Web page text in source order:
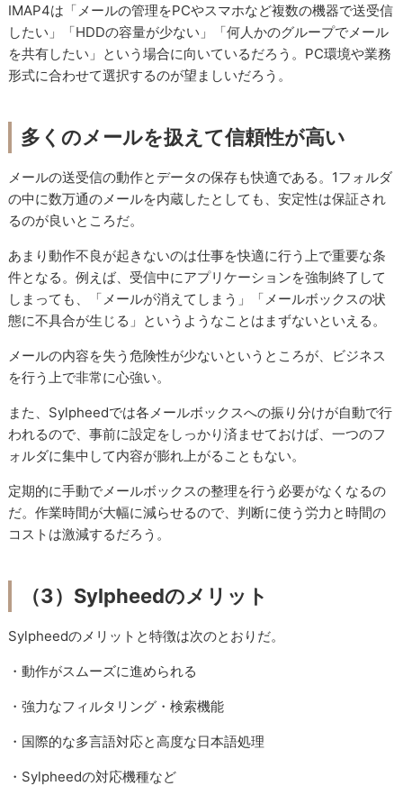
IMAP4は「メールの管理をPCやスマホなど複数の機器で送受信
したい」「HDDの容量が少ない」「何人かのグループでメール
を共有したい」という場合に向いているだろう。PC環境や業務
形式に合わせて選択するのが望ましいだろう。
多くのメールを扱えて信頼性が高い
メールの送受信の動作とデータの保存も快適である。1フォルダ
の中に数万通のメールを内蔵したとしても、安定性は保証され
るのが良いところだ。
あまり動作不良が起きないのは仕事を快適に行う上で重要な条
件となる。例えば、受信中にアプリケーションを強制終了して
しまっても、「メールが消えてしまう」「メールボックスの状
態に不具合が生じる」というようなことはまずないといえる。
メールの内容を失う危険性が少ないというところが、ビジネス
を行う上で非常に心強い。
また、Sylpheedでは各メールボックスへの振り分けが自動で行
われるので、事前に設定をしっかり済ませておけば、一つのフ
ォルダに集中して内容が膨れ上がることもない。
定期的に手動でメールボックスの整理を行う必要がなくなるの
だ。作業時間が大幅に減らせるので、判断に使う労力と時間の
コストは激減するだろう。
（3）Sylpheedのメリット
Sylpheedのメリットと特徴は次のとおりだ。
・動作がスムーズに進められる
・強力なフィルタリング・検索機能
・国際的な多言語対応と高度な日本語処理
・Sylpheedの対応機種など